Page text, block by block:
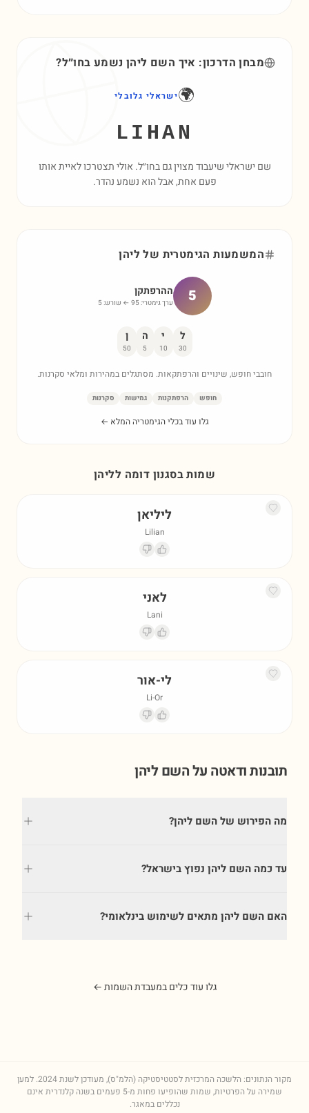
מבחן הדרכון: איך השם ליהן נשמע בחו״ל?
🌍ישראלי גלובלי
LIHAN
שם ישראלי שיעבוד מצוין גם בחו״ל. אולי תצטרכו לאיית אותו
פעם אחת, אבל הוא נשמע נהדר.
המשמעות הגימטרית שלליהן
5 ההרפתקן
ערך גימטרי: 95 ← שורש: 5
ל
30
י
10
ה
5
ן
50
חובבי חופש, שינויים והרפתקאות. מסתגלים במהירות ומלאי סקרנות.
חופש הרפתקנות גמישות סקרנות
גלו עוד בכלי הגימטריה המלא ←
שמות בסגנון דומה לליהן
ליליאן
Lilian
לאני
Lani
לי-אור
Li-Or
תובנות ודאטה על השםליהן
מה הפירוש של השם ליהן?
עד כמה השם ליהן נפוץ בישראל?
האם השם ליהן מתאים לשימוש בינלאומי?
גלו עוד כלים במעבדת השמות ←
מקור הנתונים: הלשכה המרכזית לסטטיסטיקה (הלמ"ס), מעודכן לשנת2024. למען
שמירה על הפרטיות, שמות שהופיעו פחות מ-5 פעמים בשנה קלנדרית אינם
נכללים במאגר.